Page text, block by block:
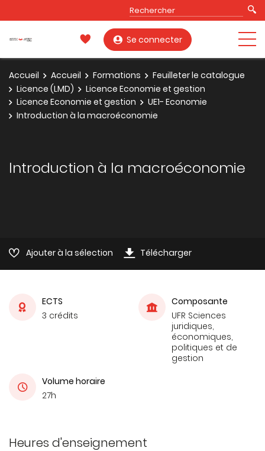
Se connecter
Accueil Accueil Formations
Feuilleter le catalogue
Licence (LMD)
Licence Economie et gestion
Licence Economie et gestion
UE1- Economie
Introduction à la macroéconomie
Introduction à la macroéconomie
Ajouter à la sélection Télécharger
ECTS
3 crédits
Composante
UFR Sciences
juridiques,
économiques,
politiques et de
gestion
Volume horaire
27h
Heures d'enseignement